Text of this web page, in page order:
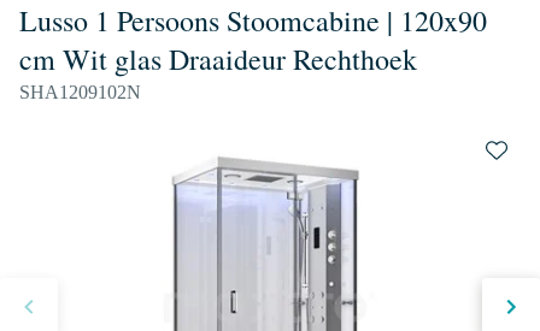
Lusso 1 Persoons Stoomcabine | 120x90
cm Wit glas Draaideur Rechthoek
SHA1209102N